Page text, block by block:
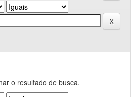
o resultado de busca.